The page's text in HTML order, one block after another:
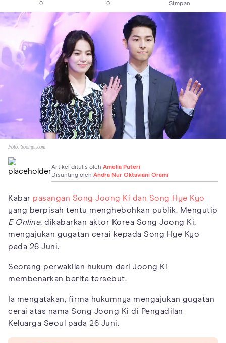
0 0 Simpan
Foto: Soompi.com
Artikel ditulis oleh Amelia Puteri
Disunting oleh Andra Nur Oktaviani Orami
Kabar pasangan Song Joong Ki dan Song Hye Kyo
yang berpisah tentu menghebohkan publik. Mengutip
E Online, dikabarkan aktor Korea Song Joong Ki,
mengajukan gugatan cerai kepada Song Hye Kyo
pada 26 Juni.
Seorang perwakilan hukum dari Joong Ki
membenarkan berita tersebut.
Ia mengatakan, firma hukumnya mengajukan gugatan
cerai atas nama Song Joong Ki di Pengadilan
Keluarga Seoul pada 26 Juni.